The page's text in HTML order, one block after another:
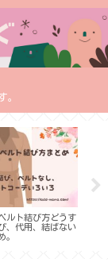
。
ルト結び方どうす
、代用、結ばない
。